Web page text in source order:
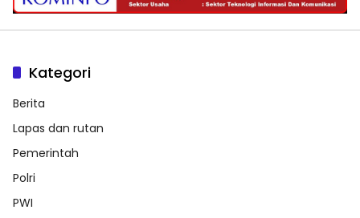
Kategori
Berita
Lapas dan rutan
Pemerintah
Polri
PWI